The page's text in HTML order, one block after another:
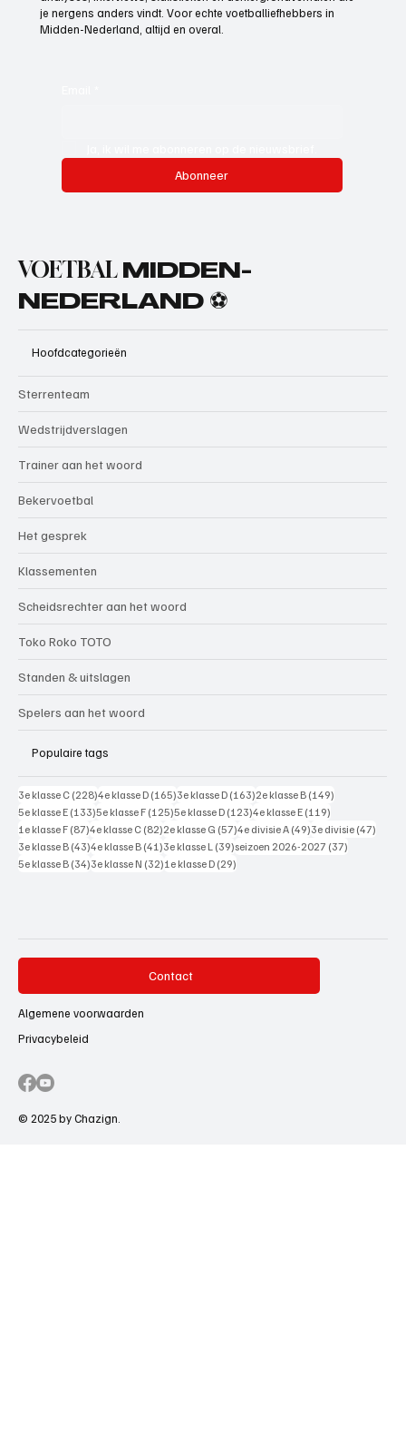
je nergens anders vindt. Voor echte voetballiefhebbers in
Midden-Nederland, altijd en overal.
Abonneer
VOETBAL MIDDEN-
NEDERLAND ⚽
Hoofdcategorieën
Sterrenteam
Wedstrijdverslagen
Trainer aan het woord
Bekervoetbal
Het gesprek
Klassementen
Scheidsrechter aan het woord
Toko Roko TOTO
Standen & uitslagen
Spelers aan het woord
Populaire tags
3e klasse C (228)228 posts
4e klasse D (165)165 posts
3e klasse D (163)163 posts
2e klasse B (149)
5e klasse E (133)133 posts
5e klasse F (125)125 posts
5e klasse D (123)123 posts
4e klasse E (119)
1e klasse F (87)87 posts
4e klasse C (82)82 posts
2e klasse G (57)57 posts
4e divisie A (49)49 posts
3e divisie (47)
3e klasse B (43)43 posts
4e klasse B (41)41 posts
3e klasse L (39)39 posts
seizoen 2026-2027 (37)
5e klasse B (34)34 posts
3e klasse N (32)32 posts
1e klasse D (29)
Contact
Algemene voorwaarden
Privacybeleid
© 2025 by Chazign.